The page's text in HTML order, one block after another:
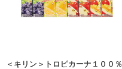
＜キリン＞トロピカーナ１００％